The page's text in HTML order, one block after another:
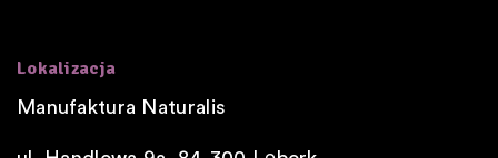
Lokalizacja
Manufaktura Naturalis